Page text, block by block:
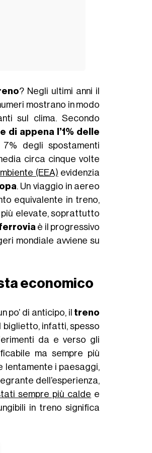
? Negli ultimi anni il
mostrano in modo
sul clima.Secondo
appena l’1% delle
degli spostamenti
circa cinque volte
(EEA) evidenzia
. Un viaggio in aereo
equivalente in treno,
più elevate, soprattutto
è il progressivo
mondiale avviene su
economico
po’ di anticipo, il treno
biglietto, infatti, spesso
da e verso gli
ma sempre più
i paesaggi,
dell’esperienza,
sempre più calde e
in treno significa